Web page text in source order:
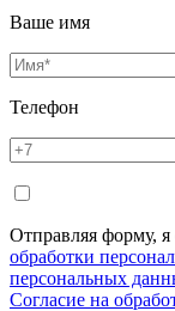
Ваше имя
Телефон
Отправляя форму, я
обработки
персональных
Согласие на